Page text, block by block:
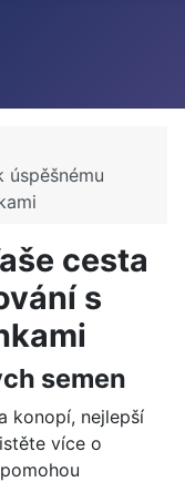
úspěšnému
cesta
s
semen
konopí, nejlepší
více o